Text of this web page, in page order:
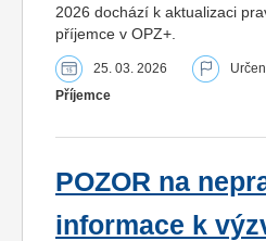
2026 dochází k aktualizaci
příjemce v OPZ+.
25. 03. 2026
Příjemce
POZOR na
informace k